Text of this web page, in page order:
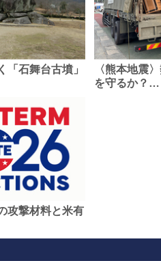
「石舞台古墳」
〈熊本地震
を守るか？…
攻撃材料と米有